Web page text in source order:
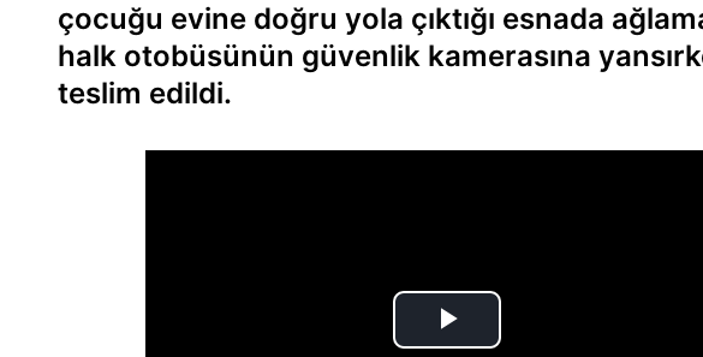
çocuğu evine doğru yola çıktığı esnada
halk otobüsünün güvenlik kamerasına
teslim edildi.